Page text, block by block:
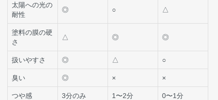
太陽への光の
耐性
◎ ○ △
塗料の膜の硬
さ
△ ◎ ◎
扱いやすさ ◎ △ ○
臭い ◎ × ×
つや感 3分のみ 1〜2分 0〜1分